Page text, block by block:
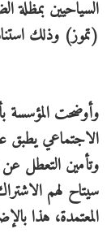
السياحيين بمظلة
(تموز) وذلك
وأوضحت المؤسسة
الاجتماعي يطبق
وتأمين التعطل عن
سيتاح لهم
المعتمدة، هذا